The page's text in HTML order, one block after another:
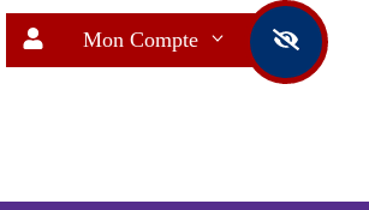
Mon Compte